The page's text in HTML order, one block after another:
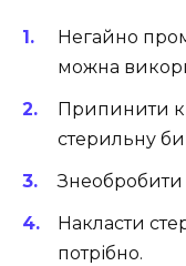
Негайно
можна
Припинити
стерильну
Накласти
потрібно.